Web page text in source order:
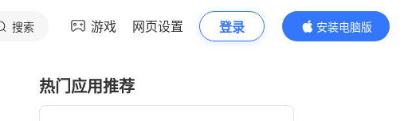
搜索 游戏 网页设置 登录
安装电脑版
内容更精彩
热门应用推荐